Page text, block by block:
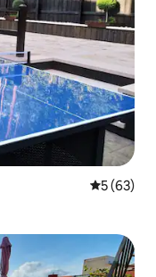
5 de uma
5 (63)